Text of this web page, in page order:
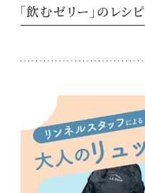
「飲むゼリー」のレシピ